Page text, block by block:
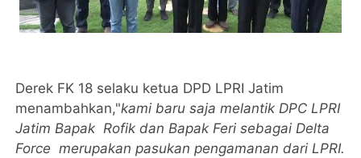
Derek FK 18 selaku ketua DPD LPRI Jatim
menambahkan,"kami baru saja melantik DPC LPRI
Jatim Bapak Rofik dan Bapak Feri sebagai Delta
Force merupakan pasukan pengamanan dari LPRI.